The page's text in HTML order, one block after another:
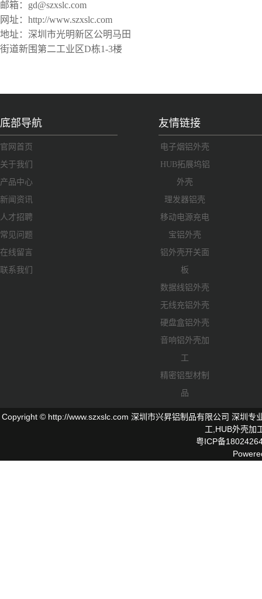
邮箱：gd@szxslc.com
网址：http://www.szxslc.com
地址：深圳市光明新区公明马田
街道新围第二工业区D栋1-3楼
底部导航
官网首页
关于我们
产品中心
新闻资讯
人才招聘
常见问题
在线留言
联系我们
友情链接
电子烟铝外壳
HUB拓展坞铝
外壳
理发器铝壳
移动电源充电
宝铝外壳
铝外壳开关面
板
数据线铝外壳
无线充铝外壳
硬盘盒铝外壳
音响铝外壳加
工
精密铝型材制
品
Copyright © http://www.szxslc.com 深圳市兴昇铝制品有限公司 深圳专
工, HUB外壳加
粤ICP备